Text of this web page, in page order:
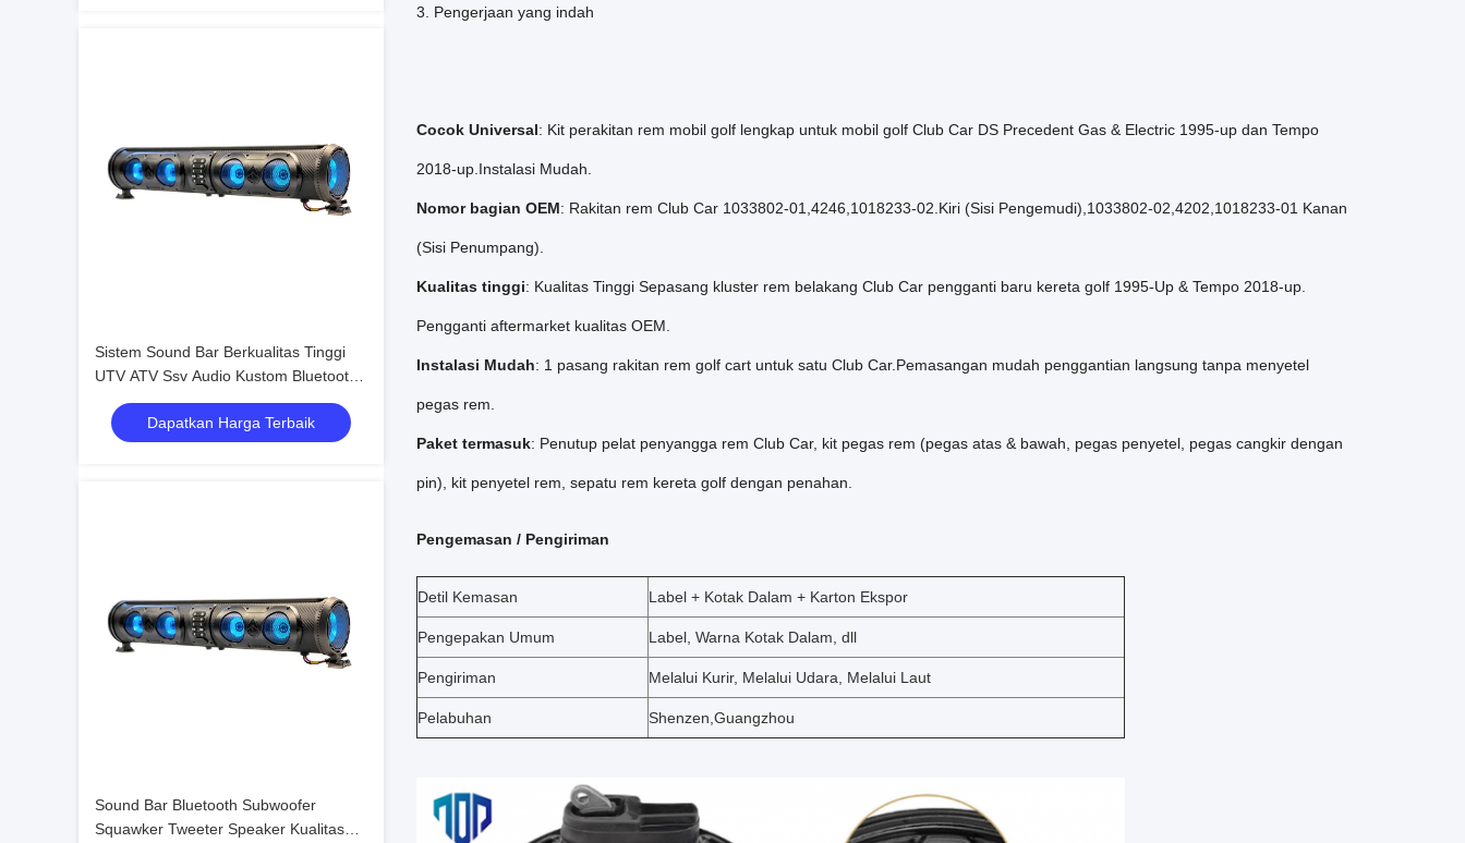
Sistem Sound Bar Berkualitas Tinggi
UTV ATV Ssv Audio Kustom Bluetooth
4 Speaker Remote Control Tahan Air
IP66 USBDapatkan Harga Terbaik
Sound Bar Bluetooth Subwoofer
Squawker Tweeter Speaker Kualitas
3. Pengerjaan yang indah
Cocok Universal: Kit perakitan rem mobil golf lengkap untuk mobil golf Club Car DS Precedent Gas & Electric 1995-up dan Tempo
2018-up.Instalasi Mudah.
Nomor bagian OEM: Rakitan rem Club Car 1033802-01,4246,1018233-02.Kiri (Sisi Pengemudi),1033802-02,4202,1018233-01 Kanan
(Sisi Penumpang).
Kualitas tinggi: Kualitas Tinggi Sepasang kluster rem belakang Club Car pengganti baru kereta golf 1995-Up & Tempo 2018-up.
Pengganti aftermarket kualitas OEM.
Instalasi Mudah: 1 pasang rakitan rem golf cart untuk satu Club Car.Pemasangan mudah penggantian langsung tanpa menyetel
pegas rem.
Paket termasuk: Penutup pelat penyangga rem Club Car, kit pegas rem (pegas atas & bawah, pegas penyetel, pegas cangkir dengan
pin), kit penyetel rem, sepatu rem kereta golf dengan penahan.
Pengemasan / Pengiriman
Detil Kemasan Label + Kotak Dalam + Karton Ekspor
Pengepakan Umum Label, Warna Kotak Dalam, dll
Pengiriman Melalui Kurir, Melalui Udara, Melalui Laut
Pelabuhan Shenzen,Guangzhou